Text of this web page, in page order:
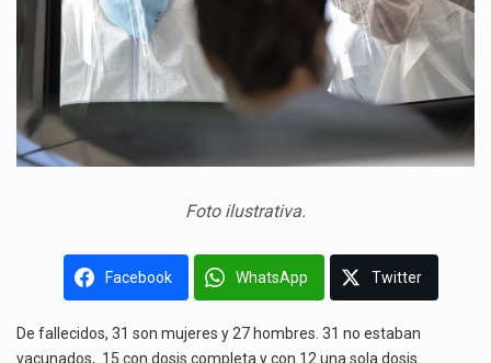
Foto ilustrativa.
Facebook WhatsApp Twitter
De fallecidos, 31 son mujeres y 27 hombres. 31 no estaban
vacunados, 15 con dosis completa y con 12 una sola dosis.